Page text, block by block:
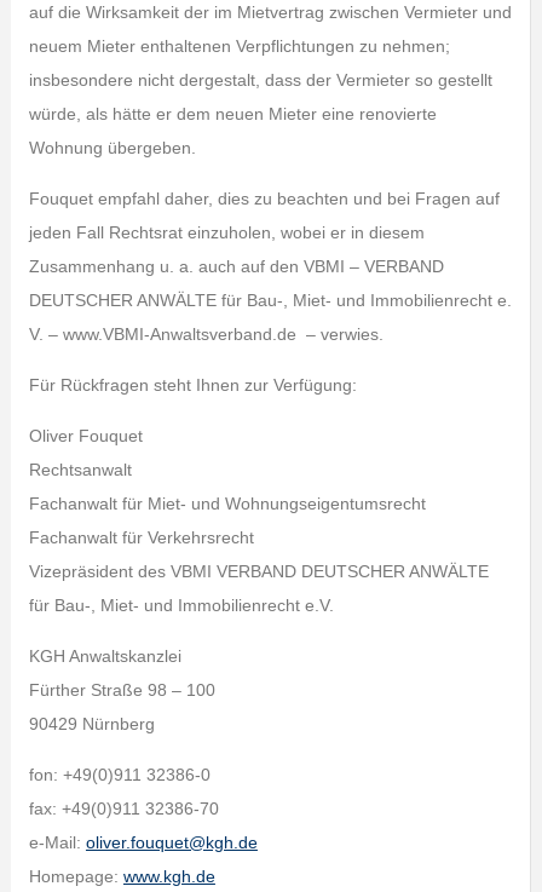
auf die Wirksamkeit der im Mietvertrag zwischen Vermieter und
neuem Mieter enthaltenen Verpflichtungen zu nehmen;
insbesondere nicht dergestalt, dass der Vermieter so gestellt
würde, als hätte er dem neuen Mieter eine renovierte
Wohnung übergeben.
Fouquet empfahl daher, dies zu beachten und bei Fragen auf
jeden Fall Rechtsrat einzuholen, wobei er in diesem
Zusammenhang u. a. auch auf den VBMI – VERBAND
DEUTSCHER ANWÄLTE für Bau-, Miet- und Immobilienrecht e.
V. – www.VBMI-Anwaltsverband.de – verwies.
Für Rückfragen steht Ihnen zur Verfügung:
Oliver Fouquet
Rechtsanwalt
Fachanwalt für Miet- und Wohnungseigentumsrecht
Fachanwalt für Verkehrsrecht
Vizepräsident des VBMI VERBAND DEUTSCHER ANWÄLTE
für Bau-, Miet- und Immobilienrecht e.V.
KGH Anwaltskanzlei
Fürther Straße 98 – 100
90429 Nürnberg
fon: +49(0)911 32386-0
fax: +49(0)911 32386-70
e-Mail: oliver.fouquet@kgh.de
Homepage: www.kgh.de